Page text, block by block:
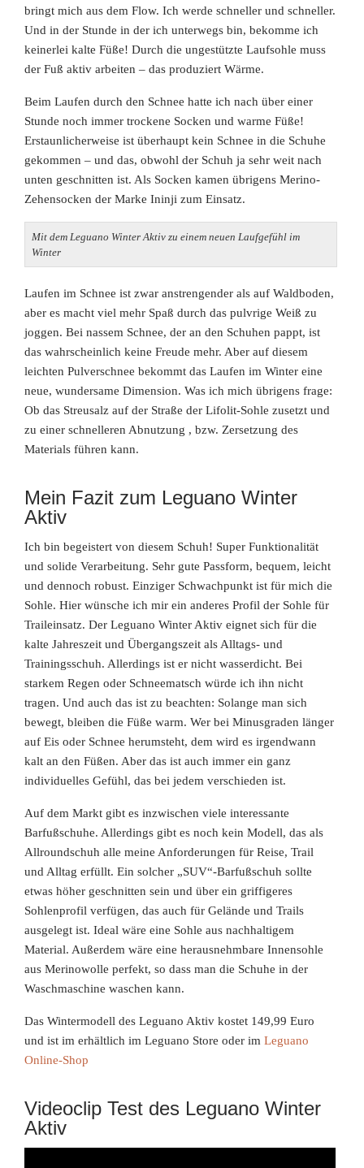
bringt mich aus dem Flow. Ich werde schneller und schneller.
Und in der Stunde in der ich unterwegs bin, bekomme ich
keinerlei kalte Füße! Durch die ungestützte Laufsohle muss
der Fuß aktiv arbeiten – das produziert Wärme.
Beim Laufen durch den Schnee hatte ich nach über einer
Stunde noch immer trockene Socken und warme Füße!
Erstaunlicherweise ist überhaupt kein Schnee in die Schuhe
gekommen – und das, obwohl der Schuh ja sehr weit nach
unten geschnitten ist. Als Socken kamen übrigens Merino-
Zehensocken der Marke Ininji zum Einsatz.
Mit dem Leguano Winter Aktiv zu einem neuen Laufgefühl im
Winter
Laufen im Schnee ist zwar anstrengender als auf Waldboden,
aber es macht viel mehr Spaß durch das pulvrige Weiß zu
joggen. Bei nassem Schnee, der an den Schuhen pappt, ist
das wahrscheinlich keine Freude mehr. Aber auf diesem
leichten Pulverschnee bekommt das Laufen im Winter eine
neue, wundersame Dimension. Was ich mich übrigens frage:
Ob das Streusalz auf der Straße der Lifolit-Sohle zusetzt und
zu einer schnelleren Abnutzung , bzw. Zersetzung des
Materials führen kann.
Mein Fazit zum Leguano Winter
Aktiv
Ich bin begeistert von diesem Schuh! Super Funktionalität
und solide Verarbeitung. Sehr gute Passform, bequem, leicht
und dennoch robust. Einziger Schwachpunkt ist für mich die
Sohle. Hier wünsche ich mir ein anderes Profil der Sohle für
Traileinsatz. Der Leguano Winter Aktiv eignet sich für die
kalte Jahreszeit und Übergangszeit als Alltags- und
Trainingsschuh. Allerdings ist er nicht wasserdicht. Bei
starkem Regen oder Schneematsch würde ich ihn nicht
tragen. Und auch das ist zu beachten: Solange man sich
bewegt, bleiben die Füße warm. Wer bei Minusgraden länger
auf Eis oder Schnee herumsteht, dem wird es irgendwann
kalt an den Füßen. Aber das ist auch immer ein ganz
individuelles Gefühl, das bei jedem verschieden ist.
Auf dem Markt gibt es inzwischen viele interessante
Barfußschuhe. Allerdings gibt es noch kein Modell, das als
Allroundschuh alle meine Anforderungen für Reise, Trail
und Alltag erfüllt. Ein solcher „SUV“-Barfußschuh sollte
etwas höher geschnitten sein und über ein griffigeres
Sohlenprofil verfügen, das auch für Gelände und Trails
ausgelegt ist. Ideal wäre eine Sohle aus nachhaltigem
Material. Außerdem wäre eine herausnehmbare Innensohle
aus Merinowolle perfekt, so dass man die Schuhe in der
Waschmaschine waschen kann.
Das Wintermodell des Leguano Aktiv kostet 149,99 Euro
und ist im erhältlich im Leguano Store oder imLeguano
Online-Shop
Videoclip Test des Leguano Winter
Aktiv